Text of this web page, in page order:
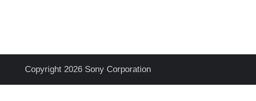
Copyright 2026 Sony Corporation